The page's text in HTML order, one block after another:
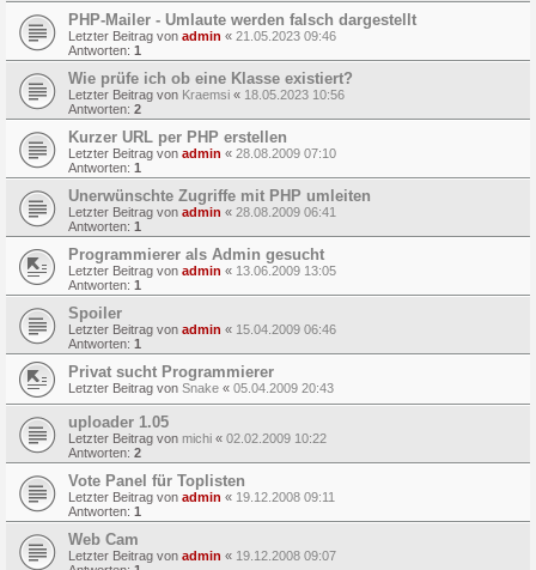
PHP-Mailer - Umlaute werden falsch dargestellt
Letzter Beitrag von admin « 21.05.2023 09:46
Antworten: 1
Wie prüfe ich ob eine Klasse existiert?
Letzter Beitrag von Kraemsi « 18.05.2023 10:56
Antworten: 2
Kurzer URL per PHP erstellen
Letzter Beitrag von admin « 28.08.2009 07:10
Antworten: 1
Unerwünschte Zugriffe mit PHP umleiten
Letzter Beitrag von admin « 28.08.2009 06:41
Antworten: 1
Programmierer als Admin gesucht
Letzter Beitrag von admin « 13.06.2009 13:05
Antworten: 1
Spoiler
Letzter Beitrag von admin « 15.04.2009 06:46
Antworten: 1
Privat sucht Programmierer
Letzter Beitrag von Snake « 05.04.2009 20:43
uploader 1.05
Letzter Beitrag von michi « 02.02.2009 10:22
Antworten: 2
Vote Panel für Toplisten
Letzter Beitrag von admin « 19.12.2008 09:11
Antworten: 1
Web Cam
Letzter Beitrag von admin « 19.12.2008 09:07